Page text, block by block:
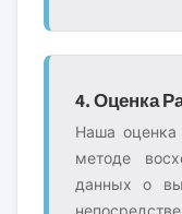
4. Оценка
Наша
методе
данных о